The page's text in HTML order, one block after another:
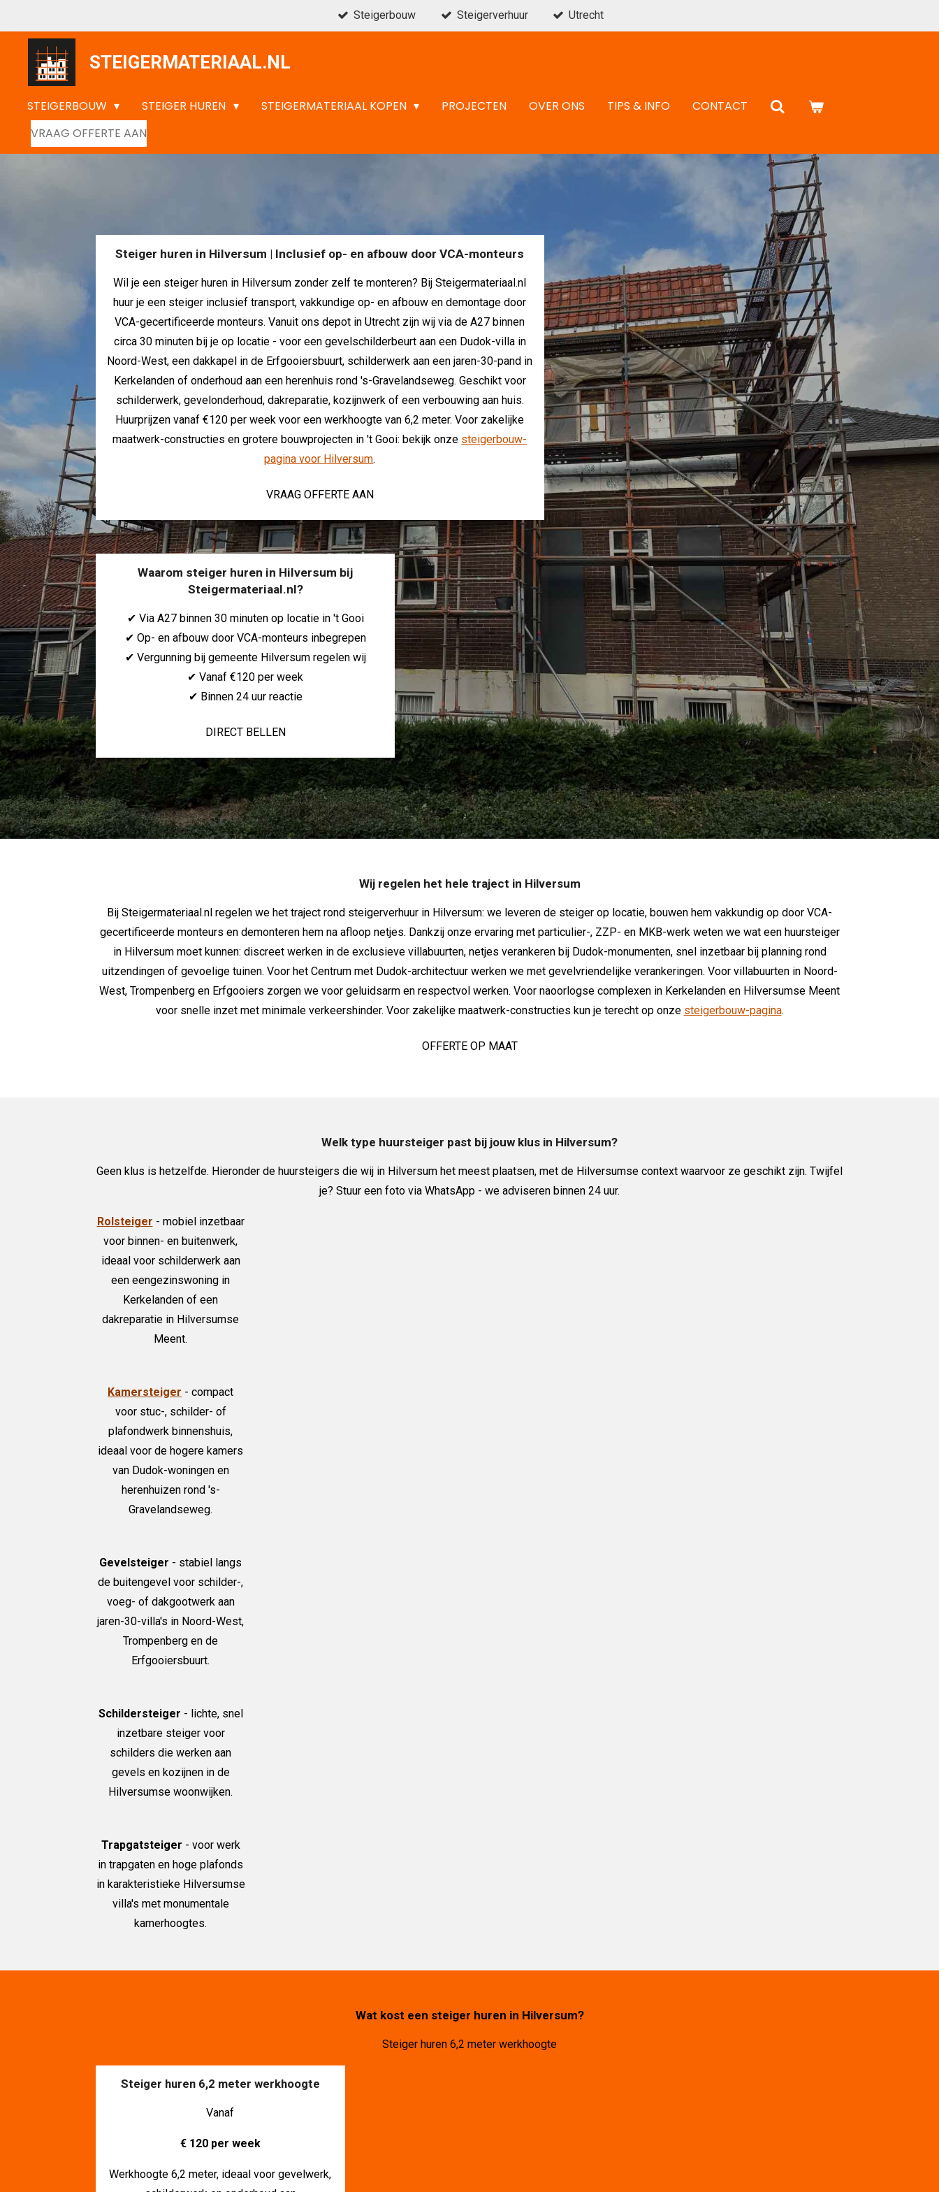
direct
Steigerbouw Steigerverhuur Utrecht
STEIGERMATERIAAL.NL
STEIGERBOUW STEIGER HUREN STEIGERMATERIAAL KOPEN PROJECTEN OVER ONS TIPS & INFO
CONTACT
VRAAG OFFERTE AAN
Steiger huren in Hilversum | Inclusief op- en afbouw door VCA-monteurs
Wil je een steiger huren in Hilversum zonder zelf te monteren? Bij Steigermateriaal.nl
huur je een steiger inclusief transport, vakkundige op- en afbouw en demontage door
VCA-gecertificeerde monteurs. Vanuit ons depot in Utrecht zijn wij via de A27 binnen
circa 30 minuten bij je op locatie - voor een gevelschilderbeurt aan een Dudok-villa in
Noord-West, een dakkapel in de Erfgooiersbuurt, schilderwerk aan een jaren-30-pand in
Kerkelanden of onderhoud aan een herenhuis rond 's-Gravelandseweg. Geschikt voor
schilderwerk, gevelonderhoud, dakreparatie, kozijnwerk of een verbouwing aan huis.
Huurprijzen vanaf €120 per week voor een werkhoogte van 6,2 meter. Voor zakelijke
maatwerk-constructies en grotere bouwprojecten in 't Gooi: bekijk onze steigerbouw-
pagina voor Hilversum.
VRAAG OFFERTE AAN
Waarom steiger huren in Hilversum bij
Steigermateriaal.nl?
✔ Via A27 binnen 30 minuten op locatie in 't Gooi
✔ Op- en afbouw door VCA-monteurs inbegrepen
✔ Vergunning bij gemeente Hilversum regelen wij
✔ Vanaf €120 per week
✔ Binnen 24 uur reactie
DIRECT BELLEN
Wij regelen het hele traject in Hilversum
Bij Steigermateriaal.nl regelen we het traject rond steigerverhuur in Hilversum: we leveren de steiger op locatie, bouwen hem vakkundig op door VCA-
gecertificeerde monteurs en demonteren hem na afloop netjes. Dankzij onze ervaring met particulier-, ZZP- en MKB-werk weten we wat een huursteiger
in Hilversum moet kunnen: discreet werken in de exclusieve villabuurten, netjes verankeren bij Dudok-monumenten, snel inzetbaar bij planning rond
uitzendingen of gevoelige tuinen. Voor het Centrum met Dudok-architectuur werken we met gevelvriendelijke verankeringen. Voor villabuurten in Noord-
West, Trompenberg en Erfgooiers zorgen we voor geluidsarm en respectvol werken. Voor naoorlogse complexen in Kerkelanden en Hilversumse Meent
voor snelle inzet met minimale verkeershinder. Voor zakelijke maatwerk-constructies kun je terecht op onze steigerbouw-pagina.
OFFERTE OP MAAT
Welk type huursteiger past bij jouw klus in Hilversum?
Geen klus is hetzelfde. Hieronder de huursteigers die wij in Hilversum het meest plaatsen, met de Hilversumse context waarvoor ze geschikt zijn. Twijfel
je? Stuur een foto via WhatsApp - we adviseren binnen 24 uur.
Rolsteiger - mobiel inzetbaar
voor binnen- en buitenwerk,
ideaal voor schilderwerk aan
een eengezinswoning in
Kerkelanden of een
dakreparatie in Hilversumse
Meent.
Kamersteiger - compact
voor stuc-, schilder- of
plafondwerk binnenshuis,
ideaal voor de hogere kamers
van Dudok-woningen en
herenhuizen rond 's-
Gravelandseweg.
Gevelsteiger - stabiel langs
de buitengevel voor schilder-,
voeg- of dakgootwerk aan
jaren-30-villa's in Noord-West,
Trompenberg en de
Erfgooiersbuurt.
Schildersteiger - lichte, snel
inzetbare steiger voor
schilders die werken aan
gevels en kozijnen in de
Hilversumse woonwijken.
Trapgatsteiger - voor werk
in trapgaten en hoge plafonds
in karakteristieke Hilversumse
villa's met monumentale
kamerhoogtes.
Wat kost een steiger huren in Hilversum?
Steiger huren 6,2 meter werkhoogte
Steiger huren 6,2 meter werkhoogte
Vanaf
€ 120 per week
Werkhoogte 6,2 meter, ideaal voor gevelwerk,